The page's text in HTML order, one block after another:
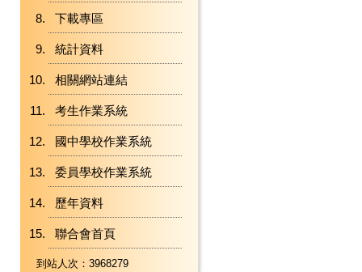
下載專區
統計資料
相關網站連結
考生作業系統
國中學校作業系統
委員學校作業系統
歷年資料
聯合會首頁
到站人次：3968279